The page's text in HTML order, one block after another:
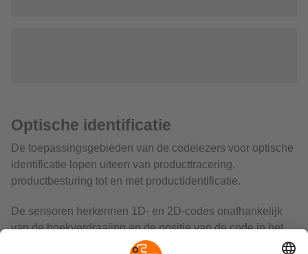
Optische identificatie
De toepassingsgebieden van de codelezers voor optische
identificatie lopen uiteen van producttracering,
productbesturing tot en met productidentificatie.
De sensoren herkennen 1D- en 2D-codes onafhankelijk
van de hoekverdraaiing en de positie van de code in het
beeldveld van de sensor. Ook beschadigde of vervuilde